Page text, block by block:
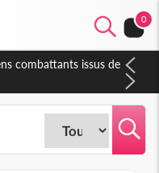
0
feu Sidy Diallo se lance